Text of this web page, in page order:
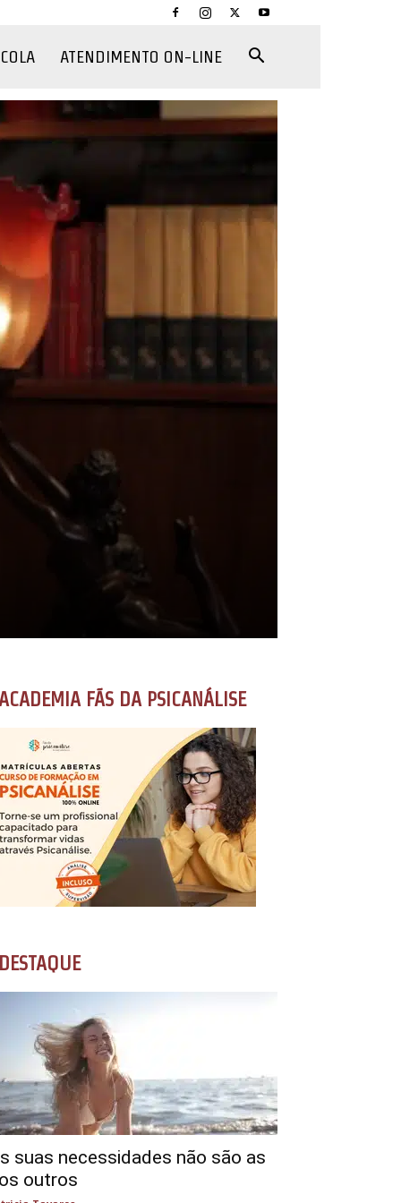
ATENDIMENTO ON-LINE
ACADEMIA FÃS DA PSICANÁLISE
DESTAQUE
suas necessidades não são as
outros